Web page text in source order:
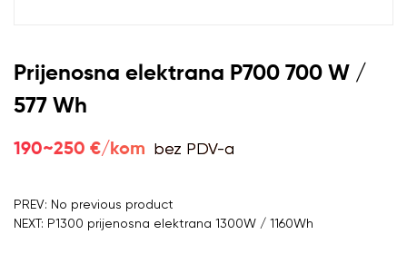
Prijenosna elektrana P700 700 W /
577 Wh
190~250 €/kom bez PDV-a
PREV: No previous product
NEXT: P1300 prijenosna elektrana 1300W / 1160Wh